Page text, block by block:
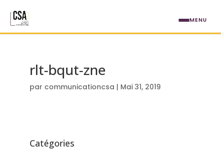
rlt-bqut-zne
par communicationcsa | Mai 31, 2019
Catégories
MENU